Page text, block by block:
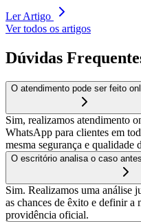
Ler Artigo
Ver todos os artigos
Dúvidas
O atendimento pode ser feito
Sim, realizamos atendimento
WhatsApp para clientes em
mesma segurança e qualidade
O escritório analisa o caso
Sim. Realizamos uma análise
as chances de êxito e definir a
providência oficial.